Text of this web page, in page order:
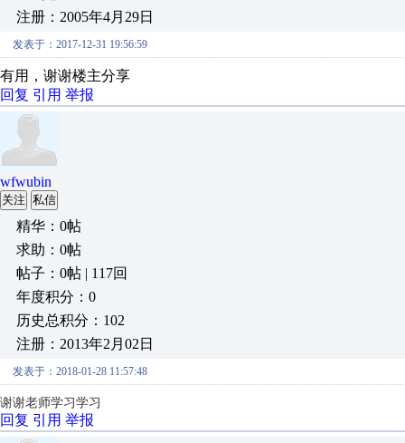
注册：2005年4月29日
发表于：2017-12-31 19:56:59
有用，谢谢楼主分享
回复 引用 举报
wfwubin
关注 私信
精华：0帖
求助：0帖
帖子：0帖 | 117回
年度积分：0
历史总积分：102
注册：2013年2月02日
发表于：2018-01-28 11:57:48
谢谢老师学习学习
回复 引用 举报